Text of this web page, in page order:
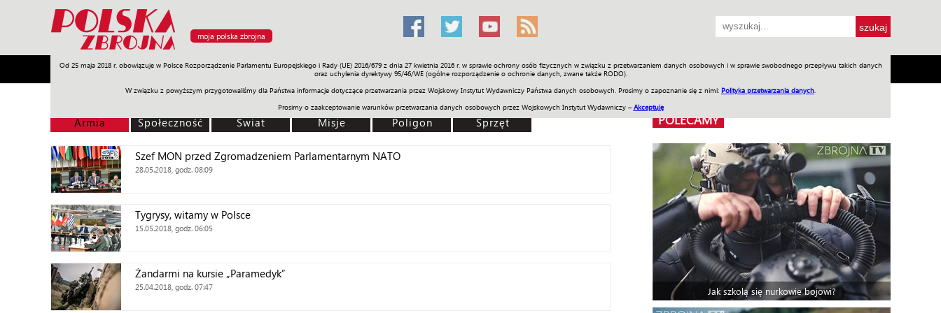
moja polska zbrojna
Od 25 maja 2018 r. obowiązuje w Polsce Rozporządzenie Parlamentu Europejskiego i Rady (UE) 2016/679 z dnia 27 kwietnia 2016 r. w sprawie ochrony osób fizycznych w związku z przetwarzaniem danych osobowych i w sprawie swobodnego przepływu takich danych
oraz uchylenia dyrektywy 95/46/WE (ogólne rozporządzenie o ochronie danych, zwane także RODO).
W związku z powyższym przygotowaliśmy dla Państwa informacje dotyczące przetwarzania przez Wojskowy Instytut Wydawniczy Państwa danych osobowych. Prosimy o zapoznanie się z nimi: Polityka przetwarzania danych
Prosimy o zaakceptowanie warunków przetwarzania danych osobowych przez Wojskowych Instytut Wydawniczy – Akceptuję
Armia Poligon Sprzęt Misje Polityka Prawo Świat Społeczność Sport Historia Galerie Wideo ENGLISH SKLEP Jednodniówki Praca w WIW
Armia Społeczność Świat Misje Poligon Sprzęt
Szef MON przed Zgromadzeniem Parlamentarnym NATO
28.05.2018, godz. 08:09
Tygrysy, witamy w Polsce
15.05.2018, godz. 06:05
Żandarmi na kursie „Paramedyk”
25.04.2018, godz. 07:47
POLECAMY
Jak szkolą się nurkowie bojowi?